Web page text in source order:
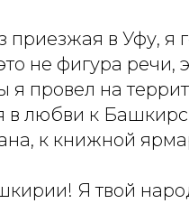
в Уфу, я
не фигура речи,
я провел на
в любви к
к книжной
Я твой